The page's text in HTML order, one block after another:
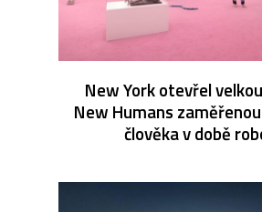
New York otevřel
New Humans
člověka v době